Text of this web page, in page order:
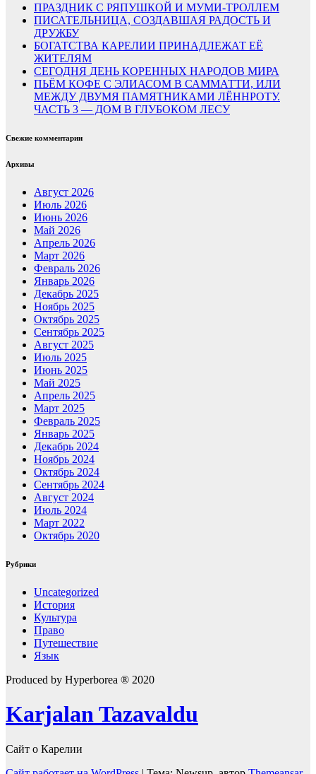
ПРАЗДНИК С РЯПУШКОЙ И МУМИ-ТРОЛЛЕМ
ПИСАТЕЛЬНИЦА, СОЗДАВШАЯ РАДОСТЬ И
ДРУЖБУ
БОГАТСТВА КАРЕЛИИ ПРИНАДЛЕЖАТ ЕЁ
ЖИТЕЛЯМ
СЕГОДНЯ ДЕНЬ КОРЕННЫХ НАРОДОВ МИРА
ПЬЁМ КОФЕ С ЭЛИАСОМ В САММАТТИ, ИЛИ
МЕЖДУ ДВУМЯ ПАМЯТНИКАМИ ЛЁННРОТУ.
ЧАСТЬ 3 — ДОМ В ГЛУБОКОМ ЛЕСУ
Свежие комментарии
Архивы
Август 2026
Июль 2026
Июнь 2026
Май 2026
Апрель 2026
Март 2026
Февраль 2026
Январь 2026
Декабрь 2025
Ноябрь 2025
Октябрь 2025
Сентябрь 2025
Август 2025
Июль 2025
Июнь 2025
Май 2025
Апрель 2025
Март 2025
Февраль 2025
Январь 2025
Декабрь 2024
Ноябрь 2024
Октябрь 2024
Сентябрь 2024
Август 2024
Июль 2024
Март 2022
Октябрь 2020
Рубрики
Uncategorized
История
Культура
Право
Путешествие
Язык
Produced by Hyperborea ® 2020
Karjalan Tazavaldu
Сайт о Карелии